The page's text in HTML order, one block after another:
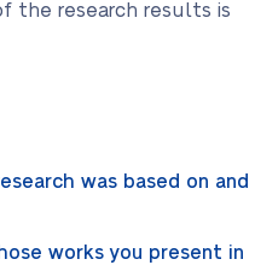
the research results is
was based on and
works you present in